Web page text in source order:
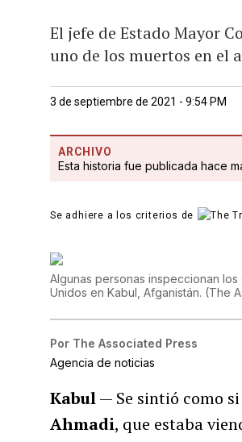
El jefe de Estado Mayor
uno de los muertos en el
3 de septiembre de 2021 - 9:54 PM
ARCHIVO
Esta historia fue publicada hace
Se adhiere a los criterios de
Algunas personas inspeccionan
Unidos en Kabul, Afganistán. (The
Por The Associated Press
Agencia de noticias
Kabul— Se sintió como
Ahmadi, que estaba